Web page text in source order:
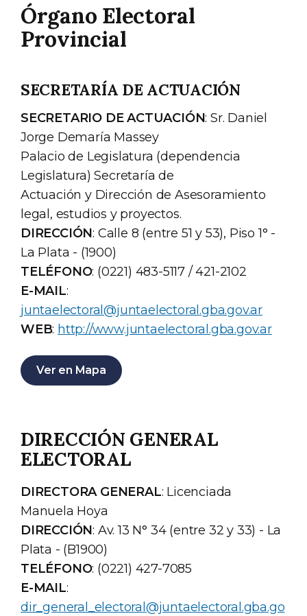
Órgano Electoral
Provincial
SECRETARÍA DE ACTUACIÓN
SECRETARIO DE ACTUACIÓN: Sr. Daniel
Jorge Demaría Massey
Palacio de Legislatura (dependencia
Legislatura) Secretaría de
Actuación y Dirección de Asesoramiento
legal, estudios y proyectos.
DIRECCIÓN: Calle 8 (entre 51 y 53), Piso 1° -
La Plata - (1900)
TELÉFONO: (0221) 483-5117 / 421-2102
E-MAIL:
juntaelectoral@juntaelectoral.gba.gov.ar
WEB: http://www.juntaelectoral.gba.gov.ar
Ver en Mapa
DIRECCIÓN GENERAL
ELECTORAL
DIRECTORA GENERAL: Licenciada
Manuela Hoya
DIRECCIÓN: Av. 13 N° 34 (entre 32 y 33) - La
Plata - (B1900)
TELÉFONO: (0221) 427-7085
E-MAIL:
dir_general_electoral@juntaelectoral.gba.go